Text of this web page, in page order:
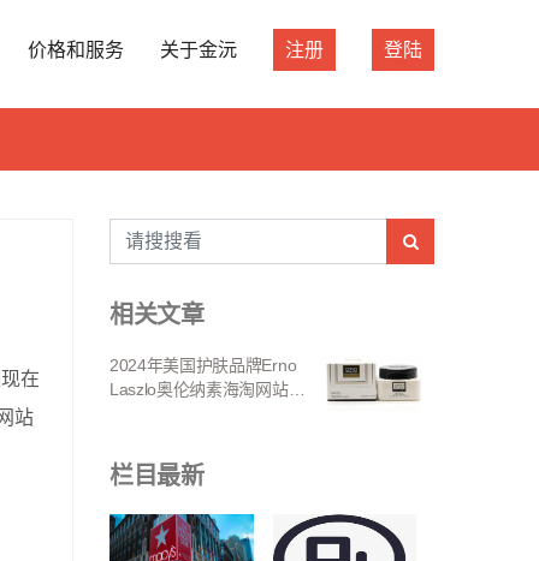
价格和服务 关于金沅 注册 登陆
在
站
相关文章
2024年美国护肤品牌Erno
Laszlo奥伦纳素海淘网站盘
栏目最新